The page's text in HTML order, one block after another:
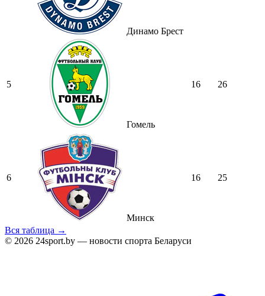
Динамо Брест
5
Гомель
16 26
6
Минск
16 25
Вся таблица →
© 2026 24sport.by — новости спорта Беларуси